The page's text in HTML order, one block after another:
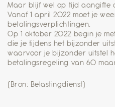
Maar blijf wel op tijd aangifte
Vanaf 1 april 2022 moet je
betalingsverplichtingen.
Op 1 oktober 2022 begin je
die je tijdens het bijzonder
waarvoor je bijzonder uitstel
betalingsregeling van 60
(Bron: Belastingdienst)